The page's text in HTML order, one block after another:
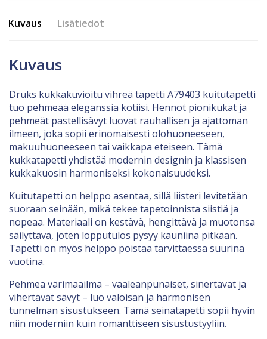
Kuvaus Lisätiedot
Kuvaus
Druks kukkakuvioitu vihreä tapetti A79403 kuitutapetti
tuo pehmeää eleganssia kotiisi. Hennot pionikukat ja
pehmeät pastellisävyt luovat rauhallisen ja ajattoman
ilmeen, joka sopii erinomaisesti olohuoneeseen,
makuuhuoneeseen tai vaikkapa eteiseen. Tämä
kukkatapetti yhdistää modernin designin ja klassisen
kukkakuosin harmoniseksi kokonaisuudeksi.
Kuitutapetti on helppo asentaa, sillä liisteri levitetään
suoraan seinään, mikä tekee tapetoinnista siistiä ja
nopeaa. Materiaali on kestävä, hengittävä ja muotonsa
säilyttävä, joten lopputulos pysyy kauniina pitkään.
Tapetti on myös helppo poistaa tarvittaessa suurina
vuotina.
Pehmeä värimaailma – vaaleanpunaiset, sinertävät ja
vihertävät sävyt – luo valoisan ja harmonisen
tunnelman sisustukseen. Tämä seinätapetti sopii hyvin
niin moderniin kuin romanttiseen sisustustyyliin.